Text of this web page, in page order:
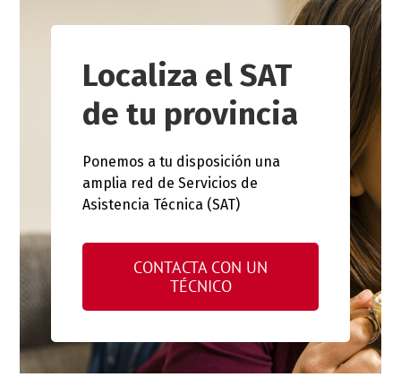
Localiza el SAT
de tu provincia
Ponemos a tu disposición una
amplia red de Servicios de
Asistencia Técnica (SAT)
CONTACTA CON UN
TÉCNICO